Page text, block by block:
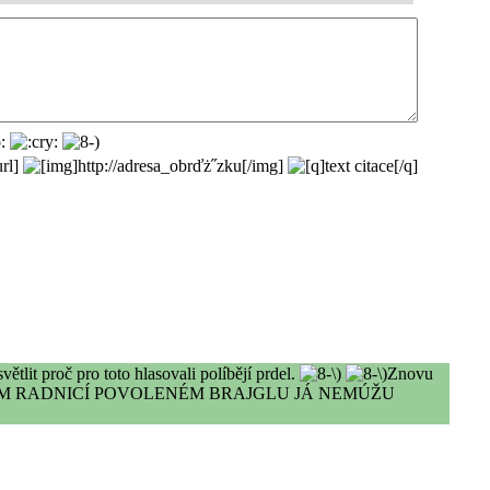
proč pro toto hlasovali políbějí prdel.
Znovu
RADNICÍ POVOLENÉM BRAJGLU JÁ NEMÚŽU